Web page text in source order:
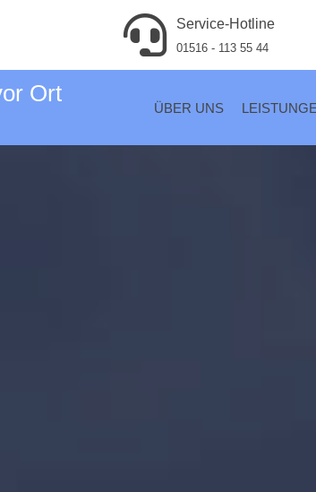
Service-Hotline
01516 - 113 55 44
Ort
ÜBER UNS